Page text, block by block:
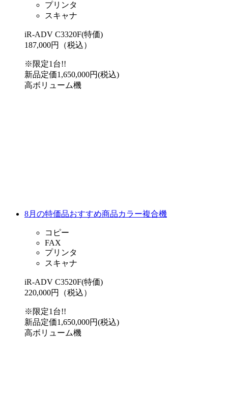
プリンタ
スキャナ
iR-ADV C3320F(特価)
187,000円（税込）
※限定1台!!
新品定価1,650,000円(税込)
高ボリューム機
8月の特価品おすすめ商品カラー複合機
コピー
FAX
プリンタ
スキャナ
iR-ADV C3520F(特価)
220,000円（税込）
※限定1台!!
新品定価1,650,000円(税込)
高ボリューム機